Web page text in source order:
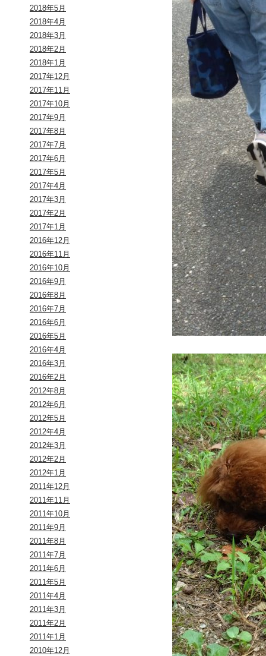
2018年5月
2018年4月
2018年3月
2018年2月
2018年1月
2017年12月
2017年11月
2017年10月
2017年9月
2017年8月
2017年7月
2017年6月
2017年5月
2017年4月
2017年3月
2017年2月
2017年1月
2016年12月
2016年11月
2016年10月
2016年9月
2016年8月
2016年7月
2016年6月
2016年5月
2016年4月
2016年3月
2016年2月
2012年8月
2012年6月
2012年5月
2012年4月
2012年3月
2012年2月
2012年1月
2011年12月
2011年11月
2011年10月
2011年9月
2011年8月
2011年7月
2011年6月
2011年5月
2011年4月
2011年3月
2011年2月
2011年1月
2010年12月